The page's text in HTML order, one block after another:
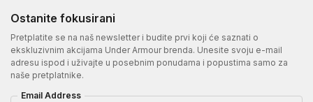
Ostanite fokusirani
Pretplatite se na naš newsletter i budite prvi koji će saznati o
ekskluzivnim akcijama Under Armour brenda. Unesite svoju e-mail
adresu ispod i uživajte u posebnim ponudama i popustima samo za
naše pretplatnike.
Email Address